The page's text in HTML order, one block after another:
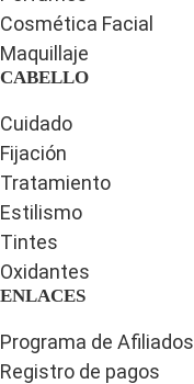
Cosmética Facial
Maquillaje
CABELLO
Cuidado
Fijación
Tratamiento
Estilismo
Tintes
Oxidantes
ENLACES
Programa de Afiliados
Registro de pagos